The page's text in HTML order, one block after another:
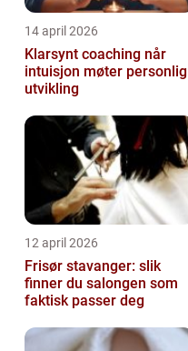
14 april 2026
Klarsynt coaching når
intuisjon møter personlig
utvikling
12 april 2026
Frisør stavanger: slik
finner du salongen som
faktisk passer deg